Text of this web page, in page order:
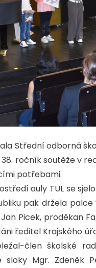
Střední odborná
ročník soutěže v
potřebami.
auly TUL se
pak držela
Picek, proděkan
ředitel Krajského
člen školské
sloky Mgr.